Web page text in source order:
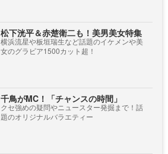
松下洸平＆赤楚衛二も！美男美女特集
横浜流星や板垣瑞生など話題のイケメンや美
女のグラビア1500カット超！
千鳥がMC！「チャンスの時間」
クセ強めの疑問やニュースター発掘まで！話
題のオリジナルバラエティー